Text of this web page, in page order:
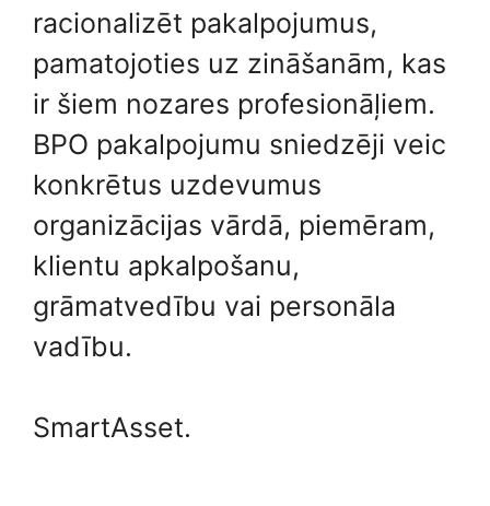
racionalizēt pakalpojumus,
pamatojoties uz zināšanām, kas
ir šiem nozares profesionāļiem.
BPO pakalpojumu sniedzēji veic
konkrētus uzdevumus
organizācijas vārdā, piemēram,
klientu apkalpošanu,
grāmatvedību vai personāla
vadību.
SmartAsset.